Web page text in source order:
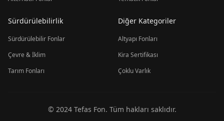
Sürdürülebilirlik
Sürdürülebilir Fonlar
Çevre & İklim
Tarım Fonları
Diğer Kategoriler
Altyapı Fonları
Kira Sertifikası
Çoklu Varlık
© 2024 Tefas Fon. Tüm hakları saklıdır.